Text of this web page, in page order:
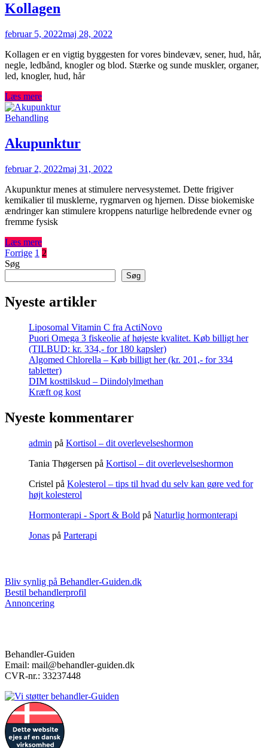
Kollagen
februar 5, 2022maj 28, 2022
Kollagen er en vigtig byggesten for vores bindevæv, sener, hud, hår,
negle, ledbånd, knogler og blod. Stærke og sunde muskler, organer,
led, knogler, hud, hår
Læs mere
Behandling
Akupunktur
februar 2, 2022maj 31, 2022
Akupunktur menes at stimulere nervesystemet. Dette frigiver
kemikalier til musklerne, rygmarven og hjernen. Disse biokemiske
ændringer kan stimulere kroppens naturlige helbredende evner og
fremme fysisk
Læs mere
Indlægsinddeling
Forrige 1 2
Søg
Søg
Nyeste artikler
Liposomal Vitamin C fra ActiNovo
Puori Omega 3 fiskeolie af højeste kvalitet. Køb billigt her
(TILBUD: kr. 334,- for 180 kapsler)
Algomed Chlorella – Køb billigt her (kr. 201,- for 334
tabletter)
DIM kosttilskud – Diindolylmethan
Kræft og kost
Nyeste kommentarer
admin på Kortisol – dit overlevelseshormon
Tania Thøgersen på Kortisol – dit overlevelseshormon
Cristel på Kolesterol – tips til hvad du selv kan gøre ved for
højt kolesterol
Hormonterapi - Sport & Bold på Naturlig hormonterapi
Jonas på Parterapi
Bliv synlig på Behandler-Guiden.dk
Bestil behandlerprofil
Annoncering
Behandler-Guiden
Email: mail@behandler-guiden.dk
CVR-nr.: 33237448